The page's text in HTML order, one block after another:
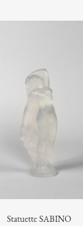
Statuette SABINO